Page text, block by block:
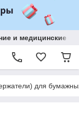
и медицинские
для